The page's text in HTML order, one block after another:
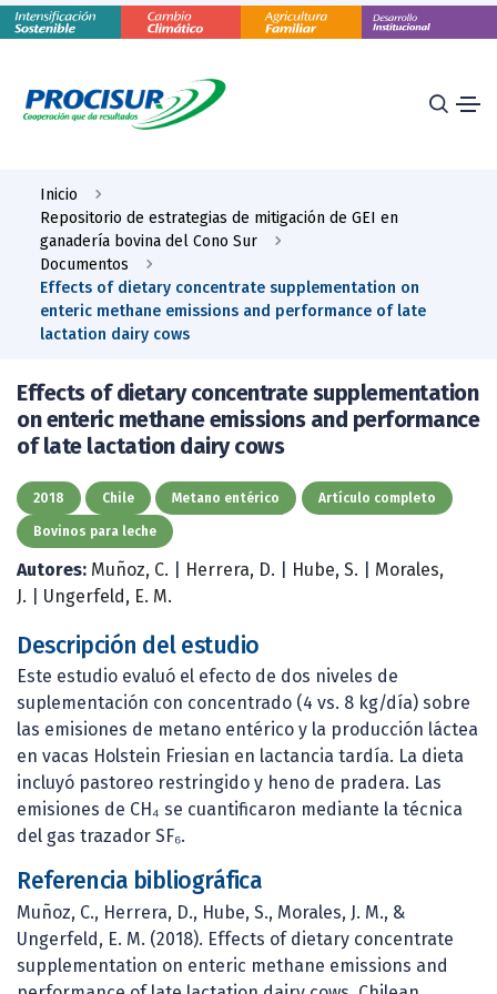
Inicio
Repositorio de estrategias de mitigación de GEI en
ganadería bovina del Cono Sur
Documentos
Effects of dietary concentrate supplementation on
enteric methane emissions and performance of late
lactation dairy cows
Effects of dietary concentrate supplementation
on enteric methane emissions and performance
of late lactation dairy cows
2018 Chile Metano entérico Artículo completo
Bovinos para leche
Autores: Muñoz, C. Herrera, D. Hube, S.
Morales,
J.
Ungerfeld, E. M.
Descripción del estudio
Este estudio evaluó el efecto de dos niveles de
suplementación con concentrado (4 vs. 8 kg/día) sobre
las emisiones de metano entérico y la producción láctea
en vacas Holstein Friesian en lactancia tardía. La dieta
incluyó pastoreo restringido y heno de pradera. Las
emisiones de CH₄ se cuantificaron mediante la técnica
del gas trazador SF₆.
Referencia bibliográfica
Muñoz, C., Herrera, D., Hube, S., Morales, J. M., &
Ungerfeld, E. M. (2018). Effects of dietary concentrate
supplementation on enteric methane emissions and